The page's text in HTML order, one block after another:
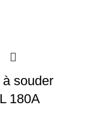
souder
180A